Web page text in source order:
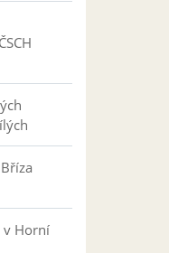
v Horní